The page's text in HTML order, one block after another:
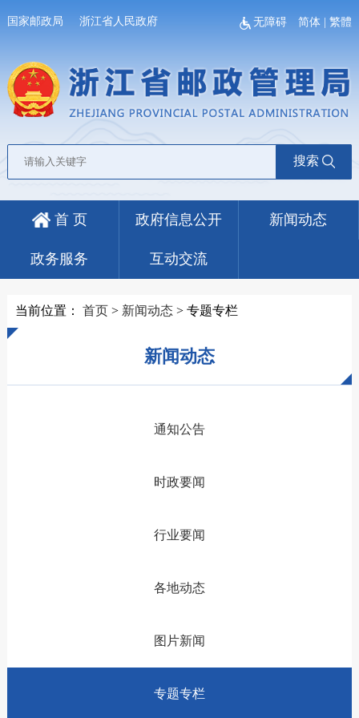
国家邮政局 浙江省人民政府 无障碍 简体 |繁體
搜索
首 页 政府信息公开 新闻动态
政务服务 互动交流
当前位置： 首页> 新闻动态> 专题专栏
新闻动态
通知公告
时政要闻
行业要闻
各地动态
图片新闻
专题专栏